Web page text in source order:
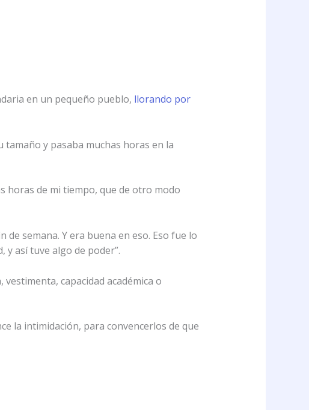
en un pequeño pueblo, llorando por
y pasaba muchas horas en la
horas de mi tiempo, que de otro modo
de semana. Y era buena en eso. Eso fue lo
y así tuve algo de poder”.
capacidad académica o
la intimidación, para convencerlos de que